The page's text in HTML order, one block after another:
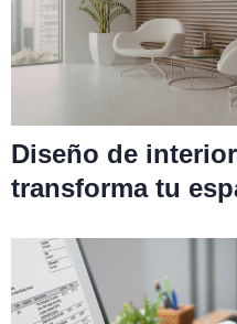
Diseño de
transforma tu